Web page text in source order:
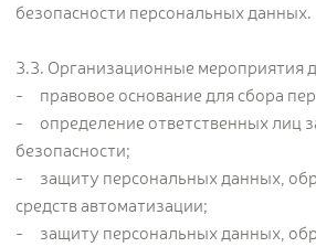
безопасности персональных данных.
3.3. Организационные мероприятия
- правовое основание для сбора
- определение ответственных лиц
безопасности;
- защиту персональных данных,
средств автоматизации;
- защиту персональных данных,